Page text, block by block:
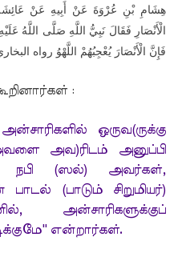
هِشَامِ بْنِ عُرْوَةَ عَنْ أَبِيهِ عَنْ
الْأَنْصَارِ فَقَالَ نَبِيُّ اللَّهِ صَلَّى اللَّهُ
فَإِنَّ الْأَنْصَارَ يُعْجِبُهُمْ اللَّهْوُ رواه
:
ஒருவ(ருக்கு
அவ)ரிடம் அனுப்பி
நபி (ஸல்) அவர்கள்,
(பாடும் சிறுமியர்)
அன்சாரிகளுக்குப்
என்றார்கள்.